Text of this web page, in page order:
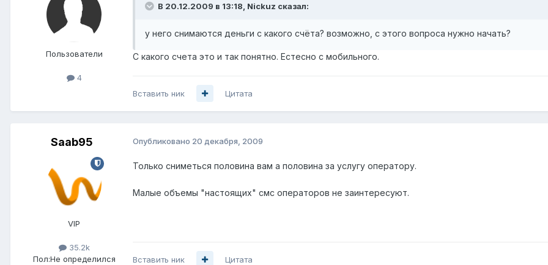
Пользователи
4
В 20.12.2009 в 13:18, Nickuz сказал:
у него снимаются деньги с какого счёта? возможно, с этого вопроса нужно начать?
С какого счета это и так понятно. Естесно с мобильного.
Вставить ник Цитата
Saab95
VIP
35.2k
Пол:Не определился
Опубликовано 20 декабря, 2009
Только сниметься половина вам а половина за услугу оператору.
Малые объемы "настоящих" смс операторов не заинтересуют.
Вставить ник Цитата